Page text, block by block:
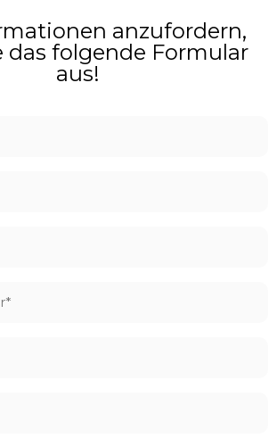
anzufordern,
das folgende Formular
aus!